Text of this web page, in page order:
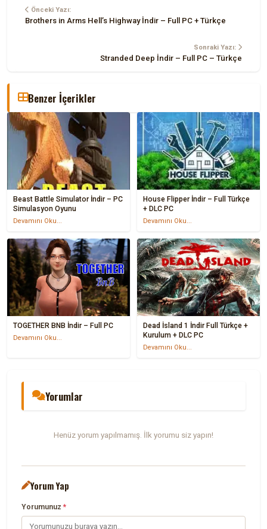
Önceki Yazı:
Brothers in Arms Hell’s Highway İndir – Full PC + Türkçe
Sonraki Yazı:
Stranded Deep İndir – Full PC – Türkçe
Benzer İçerikler
Beast Battle Simulator İndir – PC
Simulasyon Oyunu
Devamını Oku...
House Flipper İndir – Full Türkçe
+ DLC PC
Devamını Oku...
TOGETHER BNB İndir – Full PC
Devamını Oku...
Dead İsland 1 İndir Full Türkçe +
Kurulum + DLC PC
Devamını Oku...
Yorumlar
Henüz yorum yapılmamış. İlk yorumu siz yapın!
Yorum Yap
Yorumunuz*